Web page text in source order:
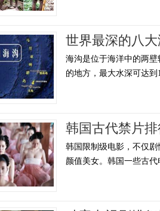
世界最深的八
海沟是位于海洋中的两壁
的地方，最大水深可达
韩国古代禁片
韩国限制级电影，不仅
颜值美女。韩国一些古